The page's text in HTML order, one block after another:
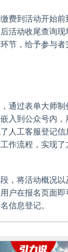
费到活动开始
活动收尾查询
节，给予参与者
通过表单大师
入到公众号内
人工客服登记
作流程，实现
，将活动概况
户在报名页面
信息登记。